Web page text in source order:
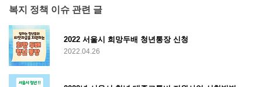
복지 정책 이슈 관련 글
2022 서울시 희망두배 청년통장 신청
2022.04.26